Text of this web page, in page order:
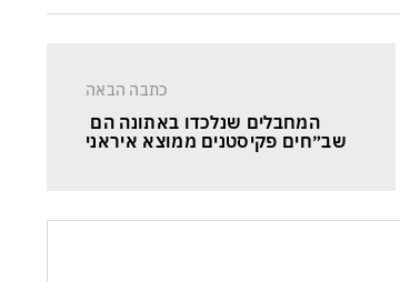
כתבה הבאה
המחבלים שנלכדו באתונה הם
שב״חים פקיסטנים ממוצא איראני